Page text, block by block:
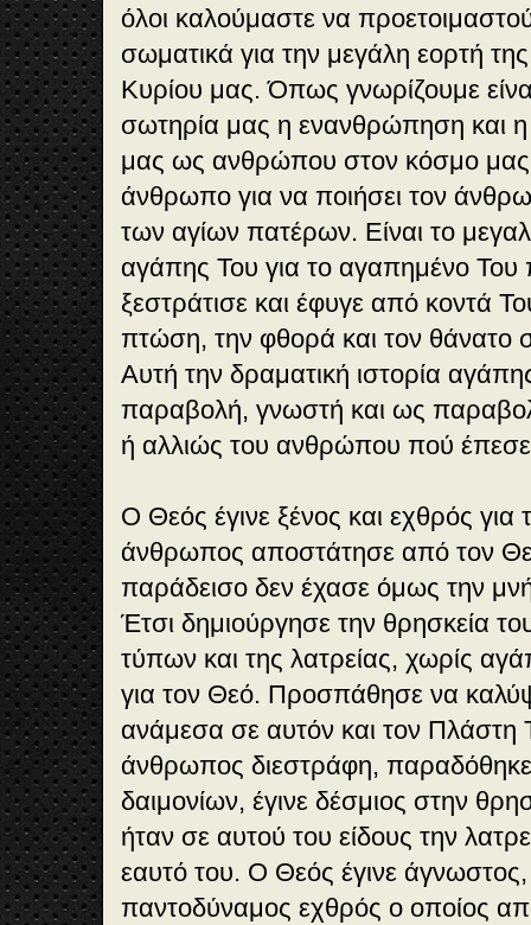
όλοι καλούμαστε να
σωματικά για την μεγάλη εορτή
Κυρίου μας. Όπως γνωρίζουμε
σωτηρία μας η ενανθρώπηση και
μας ως ανθρώπου στον κόσμο
άνθρωπο για να ποιήσει τον
των αγίων πατέρων. Είναι το
αγάπης Του για το αγαπημένο Του
ξεστράτισε και έφυγε από κοντά
πτώση, την φθορά και τον θάνατο
Αυτή την δραματική ιστορία
παραβολή, γνωστή και ως
ή αλλιώς του ανθρώπου πού
Ο Θεός έγινε ξένος και εχθρός
άνθρωπος αποστάτησε από τον
παράδεισο δεν έχασε όμως την
Έτσι δημιούργησε την θρησκεία
τύπων και της λατρείας, χωρίς
για τον Θεό. Προσπάθησε να
ανάμεσα σε αυτόν και τον
άνθρωπος διεστράφη,
δαιμονίων, έγινε δέσμιος στην
ήταν σε αυτού του είδους την
εαυτό του. Ο Θεός έγινε
παντοδύναμος εχθρός ο οποίος